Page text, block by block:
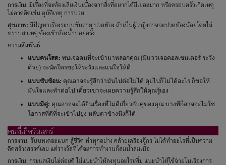
การเงิน: มีเรื่องที่จะต้องเสียเงินเนื่องจากสิ่งที่อยากได้มีเยอะมาก หรือครอบครัวเกิดเหตุ
ไม่คาดคิดเช่น อุบัติเหตุ การป่วย
สุขภาพ: มีปัญหาเรื่องระบบขับถ่าย ปวดท้อง ถ้าเป็นผู้หญิงอาจจะปวดท้องน้อยโดยไม่
ทราบสาเหตุ ต้องเข้าห้องน้ำบ่อยครั้ง
ความสัมพันธ์
แบบคนโสด: พบเจอคนที่จะเข้ามาหลอกคุณ (มีแววเจอคอลเซนเตอร์ ระวัง
ด้วย) จะนัดใครขอให้ระวังและแน่ใจให้ดี
แบบซับซ้อน: คุณอาจจะรู้สึกว่ามันไปต่อไม่ได้ คุยไปก็ไม่ได้อะไร ก็ขอให้
มั่นใจและทำต่อไป เดี๋ยวเขาจะเผยความรู้สึกให้คุณรู้เอง
แบบมีคู่: คุณอาจจะได้ยินเรื่องที่ไม่ดีเกี่ยวกับคู่ของคุณ บางทีก็อาจจะไม่ใช่
โอกาสที่ดีที่จะเข้าไปยุ่ง หลับตาข้างนึงก็ได้
คนที่เกิดวันเสาร์
การงาน: รับบทเดอะแบก สู้ชีวิต ทำทุกอย่าง คล้ายเครื่องจักร ไม่ได้ทำอะไรที่เป็นความ
คิดสร้างสรรค์เลย แต่รางวัลที่ได้จะการทำงานก็สมน้ำสมเนื้อ
การเงิน: กระแสเงินไม่ค่อยดี ไม่แนะนำให้ลงทุนอะไรเพิ่ม แนะนำให้ใช้จ่ายในเรื่องการ